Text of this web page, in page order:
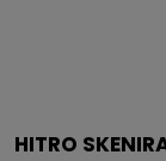
HITRO